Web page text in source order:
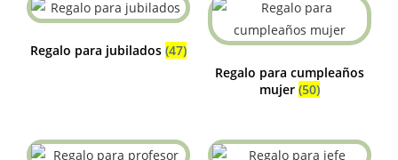
Regalo para jubilados (47)
Regalo para cumpleaños
mujer (50)